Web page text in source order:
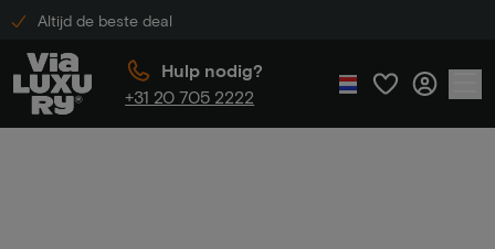
Altijd de beste deal
Hulp nodig?
+31 20 705 2222